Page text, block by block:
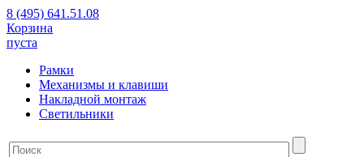
8 (495) 641.51.08
Корзина
пуста
Рамки
Механизмы и клавиши
Накладной монтаж
Светильники